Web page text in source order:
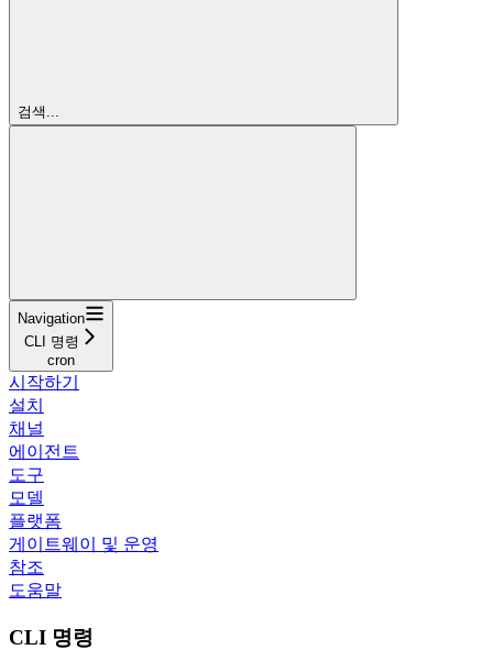
검색...
Navigation
CLI 명령
cron
시작하기
설치
채널
에이전트
도구
모델
플랫폼
게이트웨이 및 운영
참조
도움말
CLI 명령